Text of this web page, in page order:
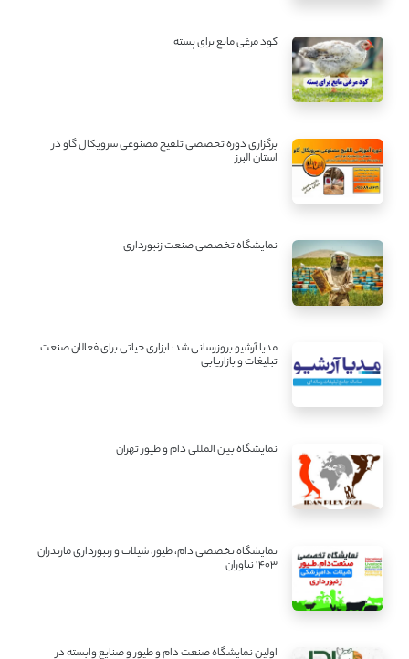
کود مرغی مایع برای پسته
برگزاری دوره تخصصی تلقیح مصنوعی سرویکال گاو در
استان البرز
نمایشگاه تخصصی صنعت زنبورداری
مدیا آرشیو بروزرسانی شد: ابزاری حیاتی برای فعالان صنعت
تبلیغات و بازاریابی
نمایشگاه بین المللی دام و طیور تهران
نمایشگاه تخصصی دام، طیور، شیلات و زنبورداری مازندران
1403 نیاوران
اولین نمایشگاه صنعت دام و طیور و صنایع وابسته در